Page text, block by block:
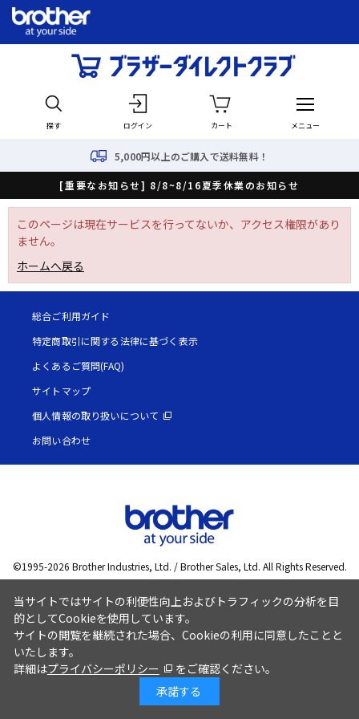
探す ログイン カート メニュー
5,000円以上のご購入で送料無料！
[重要なお知らせ] 8/8~8/16夏季休業のお知らせ
このページは現在サービスを行ってないか、アクセス権限があり
ません。
ホームへ戻る
総合ご利用ガイド
特定商取引に関する法律に基づく表示
よくあるご質問(FAQ)
サイトマップ
個人情報の取り扱いについて
お問い合わせ
©1995-2026 Brother Industries, Ltd. / Brother Sales, Ltd. All Rights Reserved.
当サイトではサイトの利便性向上およびトラフィックの分析を目
的としてCookieを使用しています。
サイトの閲覧を継続された場合、Cookieの利用に同意したことと
いたします。
詳細はプライバシーポリシー
をご確認ください。
承諾する